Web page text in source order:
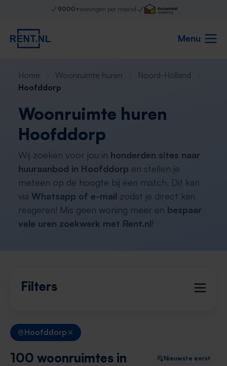
9000+woningen per maand
Menu
Home Woonruimte huren
Noord-Holland
Hoofddorp
Woonruimte huren
Hoofddorp
Wij zoeken voor jou in honderden sites naar
huuraanbod in Hoofddorp en stellen je
meteen op de hoogte bij een match. Dit kan
via Whatsapp of e-mail zodat je direct kan
reageren! Mis geen woning meer en bespaar
vele uren zoekwerk met Rent.nl!
Filters
Hoofddorp
100 woonruimtes in
Nieuwste eerst